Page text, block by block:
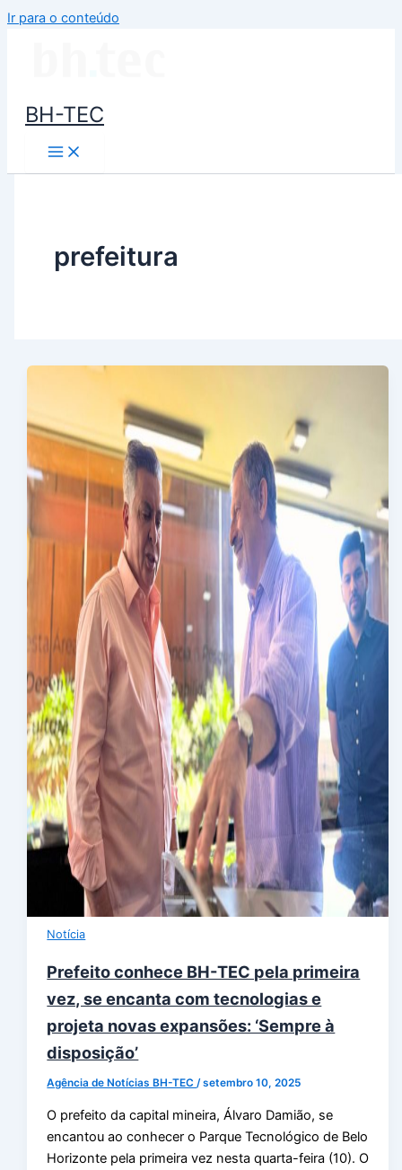
Ir para o conteúdo
BH-TEC
prefeitura
Notícia
Prefeito conhece BH-TEC pela primeira
vez, se encanta com tecnologias e
projeta novas expansões: ‘Sempre à
disposição’
Agência de Notícias BH-TEC/setembro 10, 2025
O prefeito da capital mineira, Álvaro Damião, se
encantou ao conhecer o Parque Tecnológico de Belo
Horizonte pela primeira vez nesta quarta-feira (10). O